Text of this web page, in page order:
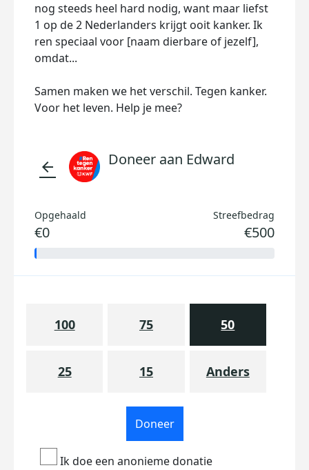
nog steeds heel hard nodig, want maar liefst
1 op de 2 Nederlanders krijgt ooit kanker. Ik
ren speciaal voor [naam dierbare of jezelf],
omdat...
Samen maken we het verschil. Tegen kanker.
Voor het leven. Help je mee?
arrow_back Doneer aan Edward
Opgehaald
€0
Streefbedrag
€500
100 75 50
25 15 Anders
Doneer
Ik doe een anonieme donatie